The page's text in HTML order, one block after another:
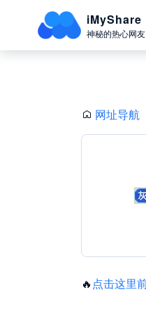
iMyShare
神秘的热心网友
网址导航
🔥 点击这里